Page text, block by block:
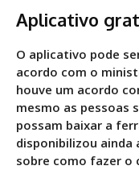
Aplicativo
O aplicativo pode
acordo com o
houve um acordo
mesmo as pessoas
possam baixar a
disponibilizou ainda
sobre como fazer o